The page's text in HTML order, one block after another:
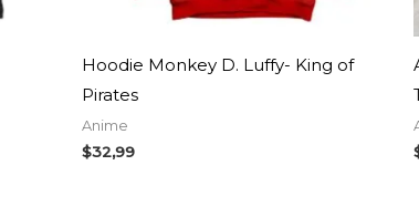
Hoodie Monkey D. Luffy- King of
Pirates
Anime
$32,99